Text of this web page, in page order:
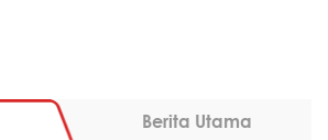
Berita Utama